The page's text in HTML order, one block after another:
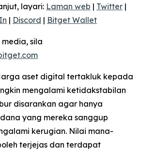
layari: Laman web | Twitter |
| Discord | Bitget Wallet
sila
aset digital tertakluk kepada
mengalami ketidakstabilan
disarankan agar hanya
yang mereka sanggup
kerugian. Nilai mana-
terjejas dan terdapat